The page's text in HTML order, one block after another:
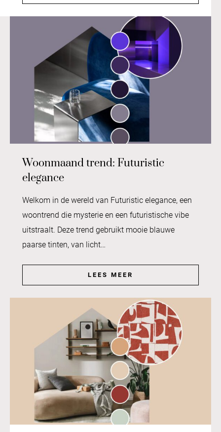
Woonmaand trend: Futuristic
elegance
Welkom in de wereld van Futuristic elegance, een
woontrend die mysterie en een futuristische vibe
uitstraalt. Deze trend gebruikt mooie blauwe
paarse tinten, van licht…
LEES MEER